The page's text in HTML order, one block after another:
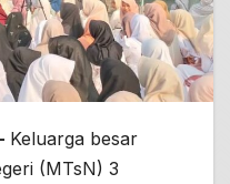
Keluarga besar
(MTsN) 3